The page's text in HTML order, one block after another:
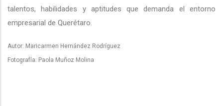
talentos, habilidades y aptitudes que demanda el entorno
empresarial de Querétaro.
Autor: Maricarmen Hernández Rodríguez
Fotografía: Paola Muñoz Molina